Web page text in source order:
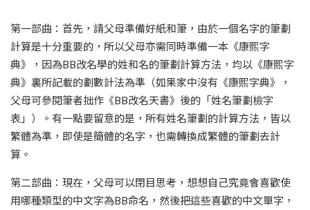
第一部曲：首先，請父母準備好紙和筆，由於一個名字的筆劃
計算是十分重要的，所以父母亦需同時準備一本《康熙字
典》，因為BB改名學的姓和名的筆劃計算方法，均以《康熙字
典》裏所記載的劃數計法為準（如果家中沒有《康熙字典》，
父母可參閱筆者拙作《BB改名天書》後的「姓名筆劃檢字
表」）。有一點要留意的是，所有姓名筆劃的計算方法，皆以
繁體為準，即使是簡體的名字，也需轉換成繁體的筆劃去計
算。
第二部曲：現在，父母可以閉目思考，想想自己究竟會喜歡使
用哪種類型的中文字為BB命名，然後把這些喜歡的中文單字，